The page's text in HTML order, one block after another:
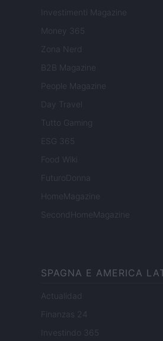
Investimenti Magazine
Money 365
Zona Nerd
B2B Magazine
People Magazine
Day Travel
Tutto Gaming
ESG 365
Food Wiki
FuturoDonna
HomeMagazine
SecondHomeMagazine
SPAGNA E AMERICA
Actualidad
Finanzas 24
Investindo 365